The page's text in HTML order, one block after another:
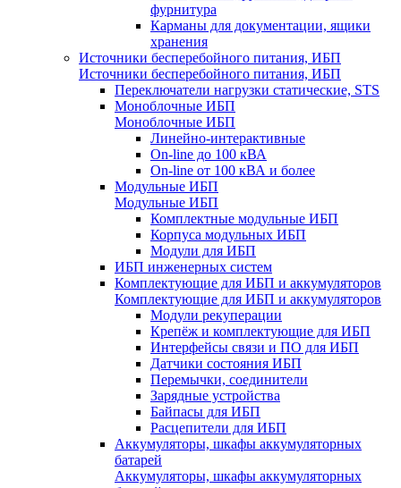
фурнитура
Карманы для документации, ящики
хранения
Источники бесперебойного питания, ИБП
Источники бесперебойного питания, ИБП
Переключатели нагрузки статические, STS
Моноблочные ИБП
Моноблочные ИБП
Линейно-интерактивные
On-line до 100 кВА
On-line от 100 кВА и более
Модульные ИБП
Модульные ИБП
Комплектные модульные ИБП
Корпуса модульных ИБП
Модули для ИБП
ИБП инженерных систем
Комплектующие для ИБП и аккумуляторов
Комплектующие для ИБП и аккумуляторов
Модули рекуперации
Крепёж и комплектующие для ИБП
Интерфейсы связи и ПО для ИБП
Датчики состояния ИБП
Перемычки, соединители
Зарядные устройства
Байпасы для ИБП
Расцепители для ИБП
Аккумуляторы, шкафы аккумуляторных
батарей
Аккумуляторы, шкафы аккумуляторных